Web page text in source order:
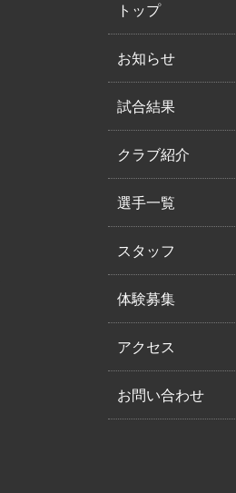
トップ
お知らせ
試合結果
クラブ紹介
選手一覧
スタッフ
体験募集
アクセス
お問い合わせ